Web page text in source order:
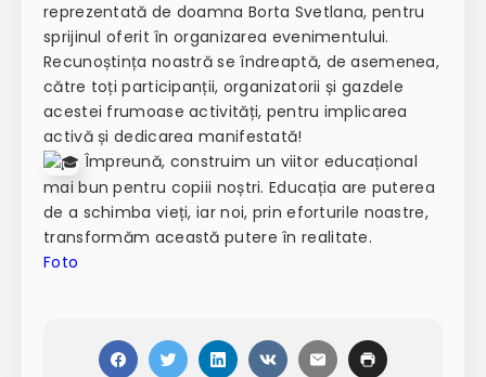
reprezentată de doamna Borta Svetlana, pentru
sprijinul oferit în organizarea evenimentului.
Recunoștința noastră se îndreaptă, de asemenea,
către toți participanții, organizatorii și gazdele
acestei frumoase activități, pentru implicarea
activă și dedicarea manifestată!
Împreună, construim un viitor educațional
mai bun pentru copiii noștri. Educația are puterea
de a schimba vieți, iar noi, prin eforturile noastre,
transformăm această putere în realitate.
Foto